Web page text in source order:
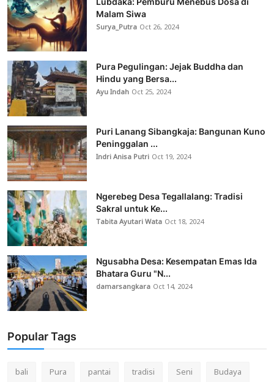
Malam Siwa
Surya_Putra Oct 26, 2024
Pura Pegulingan: Jejak Buddha dan
Hindu yang Bersa...
Ayu Indah Oct 25, 2024
Puri Lanang Sibangkaja: Bangunan Kuno
Peninggalan ...
Indri Anisa Putri Oct 19, 2024
Ngerebeg Desa Tegallalang: Tradisi
Sakral untuk Ke...
Tabita Ayutari Wata Oct 18, 2024
Ngusabha Desa: Kesempatan Emas Ida
Bhatara Guru "N...
damarsangkara Oct 14, 2024
Popular Tags
bali Pura pantai tradisi Seni
Budaya